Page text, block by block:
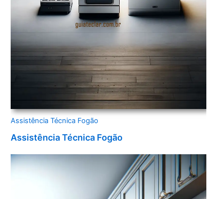
Assistência Técnica Fogão
Assistência Técnica Fogão